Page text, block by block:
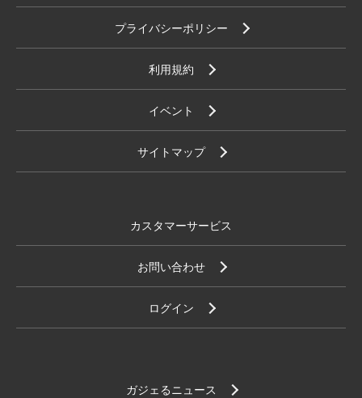
プライバシーポリシー
利用規約
イベント
サイトマップ
カスタマーサービス
お問い合わせ
ログイン
ガジェるニュース